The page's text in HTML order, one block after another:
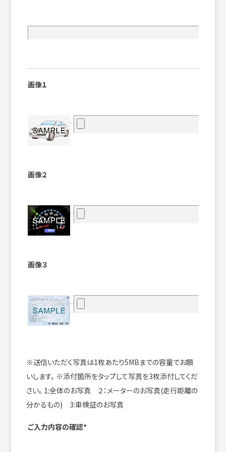
画像１
画像２
画像３
※送信いただく写真は1枚あたり5MBまでの容量でお願
いします。 ※添付箇所をタップして写真を3枚添付してくだ
さい。 1:全体のお写真 ２：メーターのお写真(走行距離の
分かるもの) 3:車検証のお写真
ご入力内容の確認*